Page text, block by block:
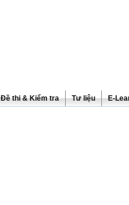
Đề thi & Kiểm tra Tư liệu E-